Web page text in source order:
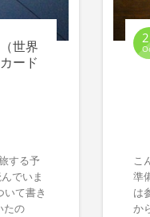
世界
ード
する予
でいま
て書き
たの
こ
準
は
か